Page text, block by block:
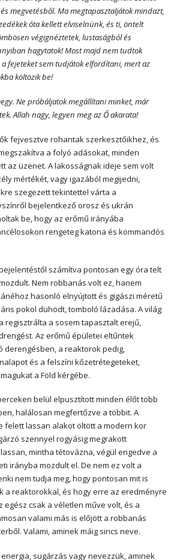
megvetésből. Ma megtapasztaljátok mindazt,
óta kellett elviselnünk, és ti, öntelt
végignéztetek, lustaságból és
hagytatok! Most majd nem tudtok
fejeteket sem tudjátok elfordítani, mert az
költözik be!
Ne próbáljatok megállítani minket, már
Allah nagy, legyen meg az Ő akarata!
fejvesztve rohantak szerkesztőikhez, és
a folyó adásokat, minden
az üzenet. A lakosságnak ideje sem volt
mértékét, vagy igazából megijedni,
szegezett tekintettel várta a
bejelentkező orosz és ukrán
be, hogy az erőmű irányába
rengeteg katona és kommandós
számítva pontosan egy óra telt
Nem robbanás volt ez, hanem
hasonló elnyújtott és gigászi méretű
pokol dühödt, tomboló lázadása. A világ
regisztrálta a sosem tapasztalt erejű,
Az erőmű épületei eltűntek
derengésben, a reaktorok pedig,
és a felszíni kőzetrétegeteket,
a Föld kérgébe.
belül elpusztított minden élőt több
halálosan megfertőzve a többit. A
felett lassan alakot öltött a modern kor
szennyel rogyásig megrakott
mintha tétovázna, végül engedve a
irányba mozdult el. De nem ez volt a
nem tudja meg, hogy pontosan mit is
a reaktorokkal, és hogy erre az eredményre
egész csak a véletlen műve volt, és a
valami más is előjött a robbanás
Valami, aminek máig sincs neve.
sugárzás vagy nevezzük, aminek